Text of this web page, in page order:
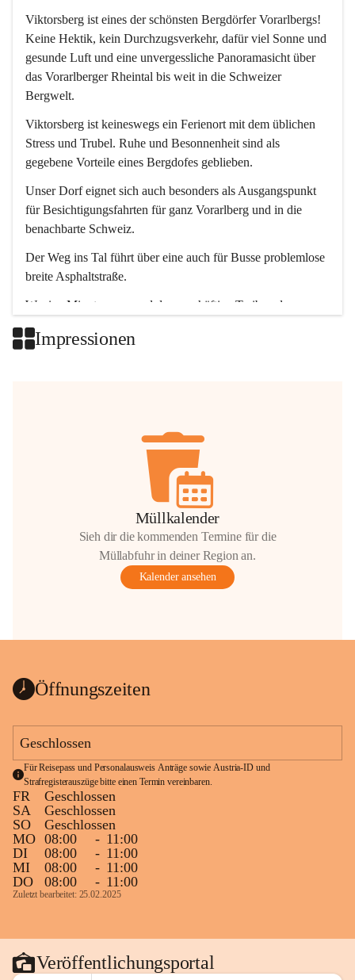
Viktorsberg ist eines der schönsten Bergdörfer Vorarlbergs!
Keine Hektik, kein Durchzugsverkehr, dafür viel Sonne und
gesunde Luft und eine unvergessliche Panoramasicht über
das Vorarlberger Rheintal bis weit in die Schweizer
Bergwelt.
Viktorsberg ist keineswegs ein Ferienort mit dem üblichen
Stress und Trubel. Ruhe und Besonnenheit sind als
gegebene Vorteile eines Bergdofes geblieben.
Unser Dorf eignet sich auch besonders als Ausgangspunkt
für Besichtigungsfahrten für ganz Vorarlberg und in die
benachbarte Schweiz.
Der Weg ins Tal führt über eine auch für Busse problemlose
breite Asphaltstraße.
Wenige Minuten nur, und das geschäftige Treiben der
Impressionen
Müllkalender
Sieh dir die kommenden Termine für die
Müllabfuhr in deiner Region an.
Kalender ansehen
Öffnungszeiten
Geschlossen
Für Reisepass und Personalausweis Anträge sowie Austria-ID und
Strafregisterauszüge bitte einen Termin vereinbaren.
FR
Geschlossen
SA
Geschlossen
SO
Geschlossen
MO 08:00 - 11:00
DI
08:00 - 11:00
MI
08:00 - 11:00
DO
08:00 - 11:00
Zuletzt bearbeitet: 25.02.2025
Veröffentlichungsportal